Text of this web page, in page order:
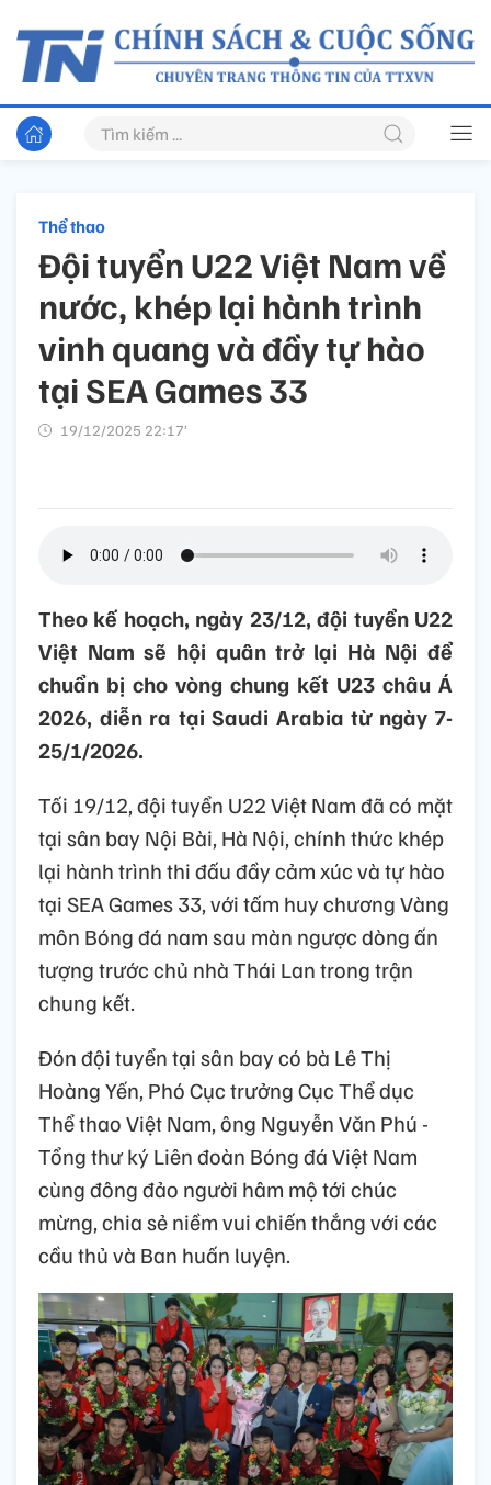
Thể thao
Đội tuyển U22 Việt Nam về
nước, khép lại hành trình
vinh quang và đầy tự hào
tại SEA Games 33
19/12/2025 22:17’
Theo kế hoạch, ngày 23/12, đội tuyển U22
Việt Nam sẽ hội quân trở lại Hà Nội để
chuẩn bị cho vòng chung kết U23 châu Á
2026, diễn ra tại Saudi Arabia từ ngày 7-
25/1/2026.
Tối 19/12, đội tuyển U22 Việt Nam đã có mặt
tại sân bay Nội Bài, Hà Nội, chính thức khép
lại hành trình thi đấu đầy cảm xúc và tự hào
tại SEA Games 33, với tấm huy chương Vàng
môn Bóng đá nam sau màn ngược dòng ấn
tượng trước chủ nhà Thái Lan trong trận
chung kết.
Đón đội tuyển tại sân bay có bà Lê Thị
Hoàng Yến, Phó Cục trưởng Cục Thể dục
Thể thao Việt Nam, ông Nguyễn Văn Phú -
Tổng thư ký Liên đoàn Bóng đá Việt Nam
cùng đông đảo người hâm mộ tới chúc
mừng, chia sẻ niềm vui chiến thắng với các
cầu thủ và Ban huấn luyện.